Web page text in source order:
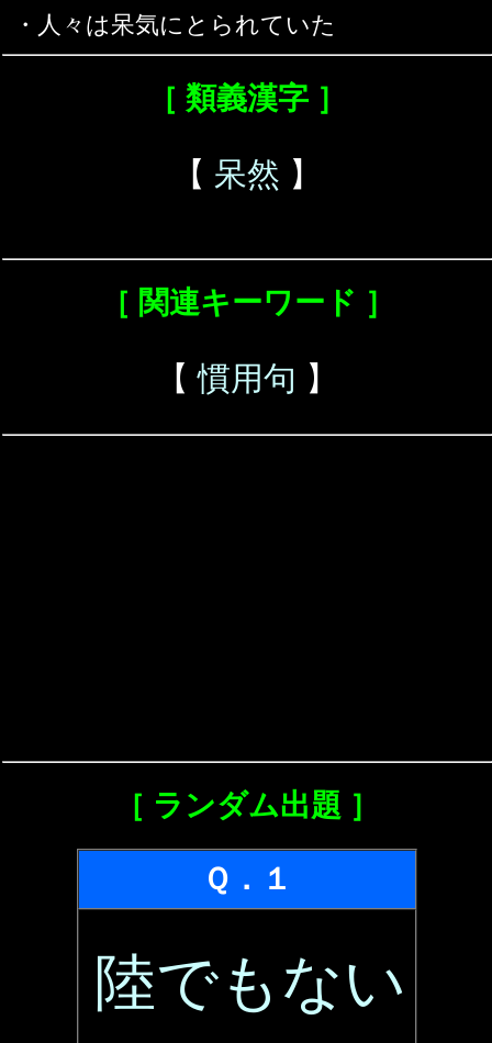
・人々は呆気にとられていた
［ 類義漢字 ］
【 呆然 】
［ 関連キーワード ］
【慣用句 】
［ ランダム出題 ］
Ｑ．１
陸でもない